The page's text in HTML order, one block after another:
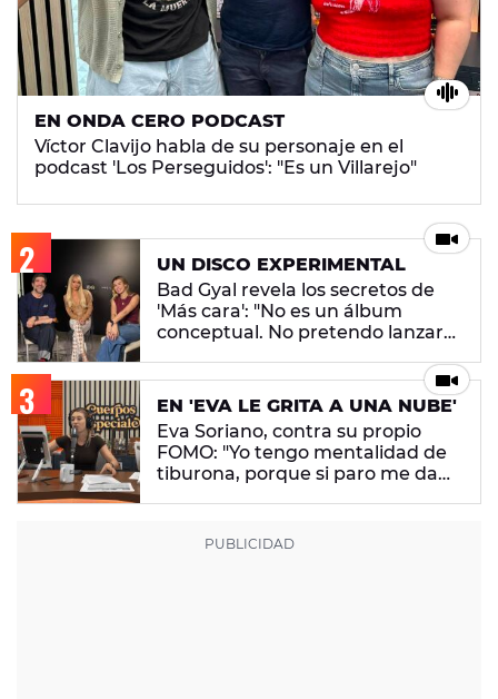
EN ONDA CERO PODCAST
Víctor Clavijo habla de su personaje en el
podcast 'Los Perseguidos': "Es un Villarejo"
UN DISCO EXPERIMENTAL
Bad Gyal revela los secretos de
'Más cara': "No es un álbum
conceptual. No pretendo lanzar
EN 'EVA LE GRITA A UNA NUBE'
Eva Soriano, contra su propio
FOMO: "Yo tengo mentalidad de
tiburona, porque si paro me da